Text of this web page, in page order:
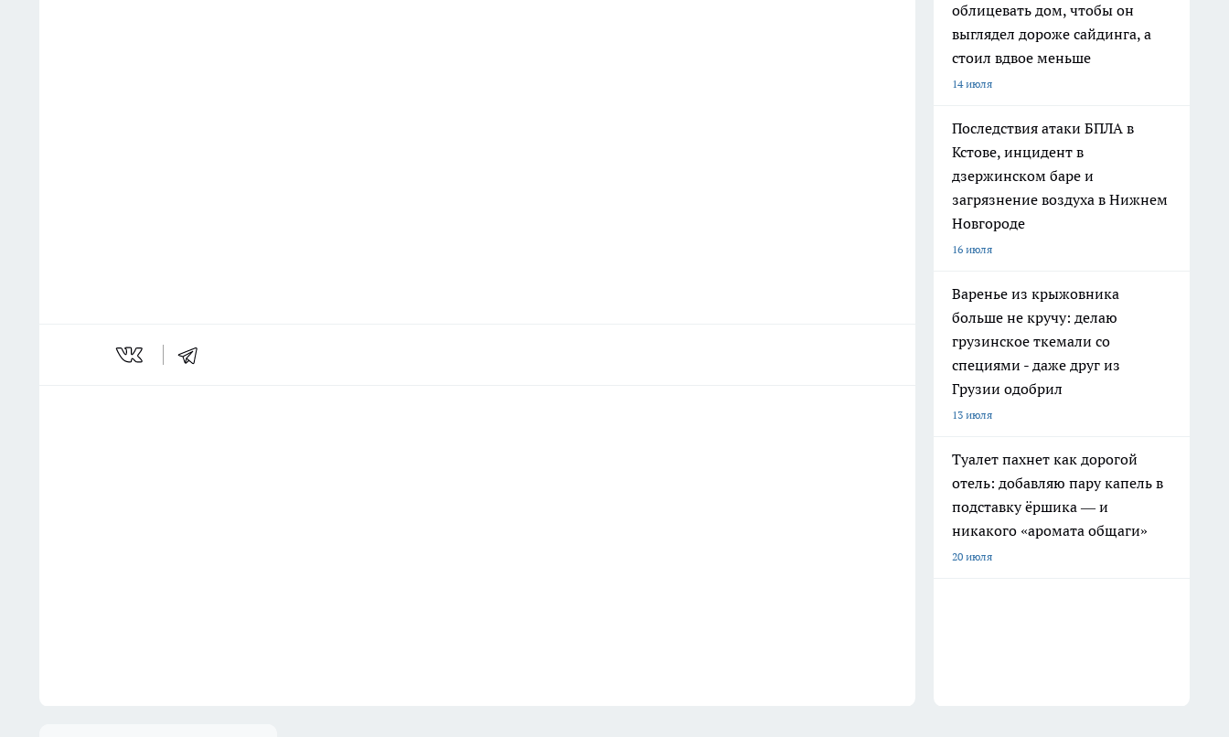
облицевать дом, чтобы он
выглядел дороже сайдинга, а
стоил вдвое меньше
14 июля
Последствия атаки БПЛА в
Кстове, инцидент в
дзержинском баре и
загрязнение воздуха в Нижнем
Новгороде
16 июля
Варенье из крыжовника
больше не кручу: делаю
грузинское ткемали со
специями - даже друг из
Грузии одобрил
13 июля
Туалет пахнет как дорогой
отель: добавляю пару капель в
подставку ёршика — и
никакого «аромата общаги»
20 июля